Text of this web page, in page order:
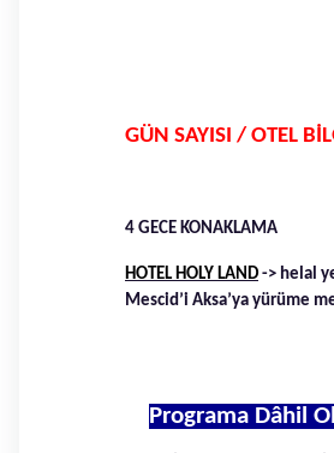
GÜN SAYISI / OTEL
4 GECE KONAKLAMA
HOTEL HOLY LAND -> helal
Mescid’i Aksa’ya yürüme
Programa Dâhil